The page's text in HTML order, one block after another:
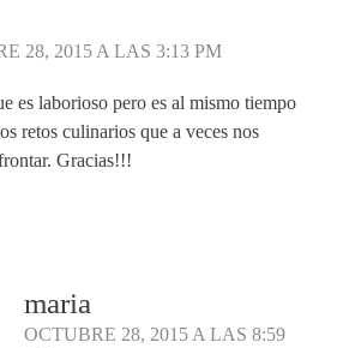
28, 2015 A LAS 3:13 PM
es laborioso pero es al mismo tiempo
retos culinarios que a veces nos
Gracias!!!
maria
OCTUBRE 28, 2015 A LAS 8:59